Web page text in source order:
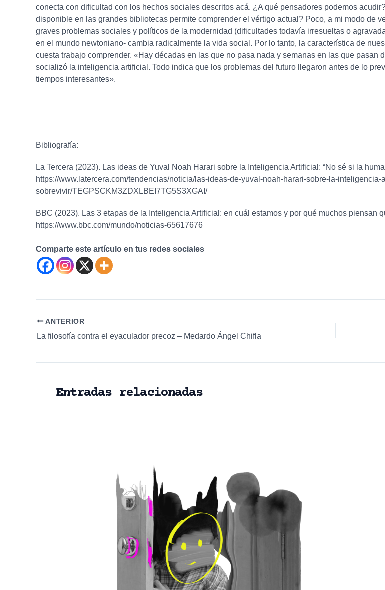
conecta con dificultad con los hechos sociales descritos acá. ¿A qué pensadores podemos
disponible en las grandes bibliotecas permite comprender el vértigo actual? Poco, a mi modo de
graves problemas sociales y políticos de la modernidad (dificultades todavía irresueltas o
en el mundo newtoniano- cambia radicalmente la vida social. Por lo tanto, la característica de
cuesta trabajo comprender. «Hay décadas en las que no pasa nada y semanas en las que
socializó la inteligencia artificial. Todo indica que los problemas del futuro llegaron antes de lo
tiempos interesantes».
Bibliografía:
La Tercera (2023). Las ideas de Yuval Noah Harari sobre la Inteligencia Artificial: “No sé si la
https://www.latercera.com/tendencias/noticia/las-ideas-de-yuval-noah-harari-sobre-la-
sobrevivir/TEGPSCKM3ZDXLBEI7TG5S3XGAI/
BBC (2023). Las 3 etapas de la Inteligencia Artificial: en cuál estamos y por qué muchos piensan
https://www.bbc.com/mundo/noticias-65617676
Comparte este artículo en tus redes sociales
Navegación
de
ANTERIOR
La filosofía contra el eyaculador precoz – Medardo Ángel Chifla
Entradas relacionadas